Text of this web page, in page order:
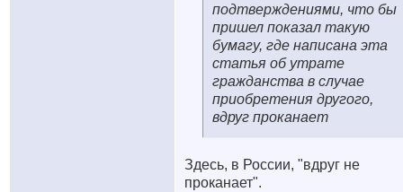
подтверждениями, что бы
пришел показал такую
бумагу, где написана эта
статья об утрате
гражданства в случае
приобретения другого,
вдруг проканает
Здесь, в России, "вдруг не
проканает".